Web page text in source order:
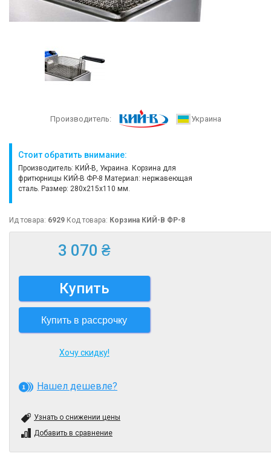
Производитель: Украина
Стоит обратить внимание:
Производитель: КИЙ-В, Украина. Корзина для
фритюрницы КИЙ-В ФР-8 Материал: нержавеющая
сталь. Размер: 280х215х110 мм.
Ид товара: 6929 Код товара: Корзина КИЙ-В ФР-8
3 070 ₴
Купить
Купить в рассрочку
Хочу скидку!
Нашел дешевле?
Узнать о снижении цены
Добавить в сравнение